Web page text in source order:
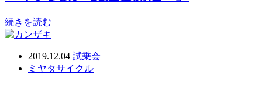
続きを読む
2019.12.04 試乗会
ミヤタサイクル